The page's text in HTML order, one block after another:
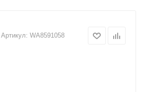
Артикул: WA8591058